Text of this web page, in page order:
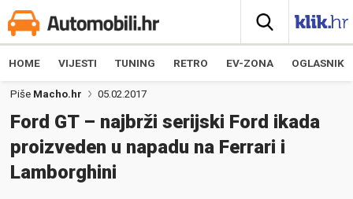
HOME VIJESTI TUNING RETRO EV-ZONA OGLASNIK
Piše Macho.hr 05.02.2017
Ford GT – najbrži serijski Ford ikada
proizveden u napadu na Ferrari i
Lamborghini